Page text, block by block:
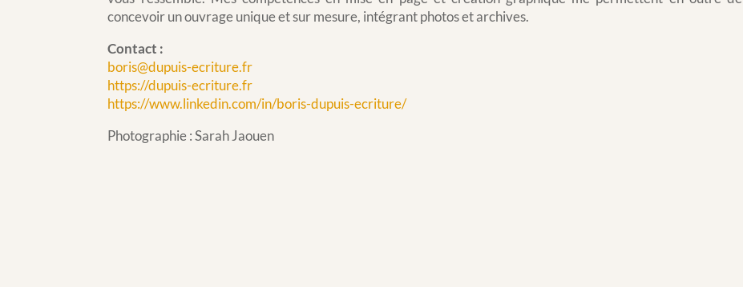
concevoir un ouvrage unique et sur mesure, intégrant photos et archives.
Contact :
boris@dupuis-ecriture.fr
https://dupuis-ecriture.fr
https://www.linkedin.com/in/boris-dupuis-ecriture/
Photographie : Sarah Jaouen